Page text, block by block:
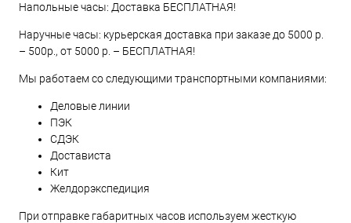
Напольные часы: Доставка БЕСПЛАТНАЯ!
Наручные часы: курьерская доставка при заказе до 5000 р.
– 500р., от 5000 р. – БЕСПЛАТНАЯ!
Мы работаем со следующими транспортными компаниями:
Деловые линии
ПЭК
СДЭК
Достависта
Кит
Желдорэкспедиция
При отправке габаритных часов используем жесткую